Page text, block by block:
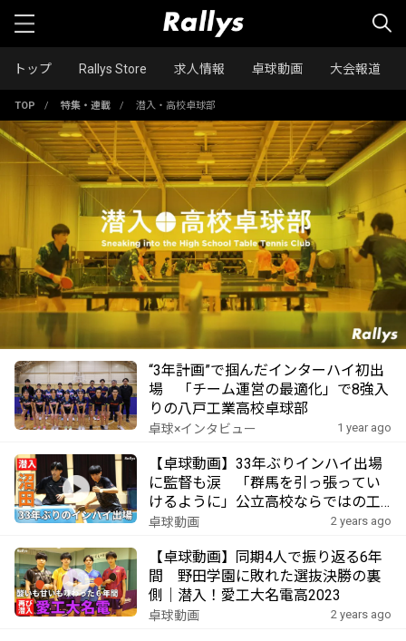
トップ Rallys Store 求人情報 卓球動画 大会報道
TOP / 特集・連載 / 潜入・高校卓球部
“3年計画”で掴んだインターハイ初出
場 「チーム運営の最適化」で8強入
りの八戸工業高校卓球部
卓球×インタビュー 1 year ago
【卓球動画】33年ぶりインハイ出場
に監督も涙 「群馬を引っ張ってい
けるように」公立高校ならではの工
夫で全国でも1勝 沼田高校卓球部に
卓球動画 2 years ago
【卓球動画】同期4人で振り返る6年
間 野田学園に敗れた選抜決勝の裏
側｜潜入！愛工大名電高2023
卓球動画 2 years ago